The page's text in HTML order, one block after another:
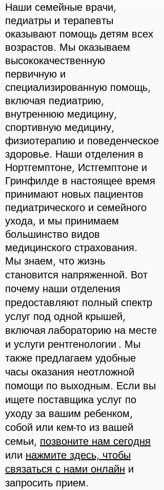
Наши семейные врачи,
педиатры и терапевты
оказывают помощь детям всех
возрастов. Мы оказываем
высококачественную
первичную и
специализированную помощь,
включая педиатрию,
внутреннюю медицину,
спортивную медицину,
физиотерапию и поведенческое
здоровье. Наши отделения в
Нортгемптоне, Истгемптоне и
Гринфилде в настоящее время
принимают новых пациентов
педиатрического и семейного
ухода, и мы принимаем
большинство видов
медицинского страхования.
Мы знаем, что жизнь
становится напряженной. Вот
почему наши отделения
предоставляют полный спектр
услуг под одной крышей,
включаялабораторию на месте
и услуги рентгенологии . Мы
также предлагаем удобные
часы оказания неотложной
помощи по выходным. Если вы
ищете поставщика услуг по
уходу за вашим ребенком,
собой или кем-то из вашей
семьи, позвоните нам сегодня
или нажмите здесь, чтобы
связаться с нами онлайн и
запросить прием.